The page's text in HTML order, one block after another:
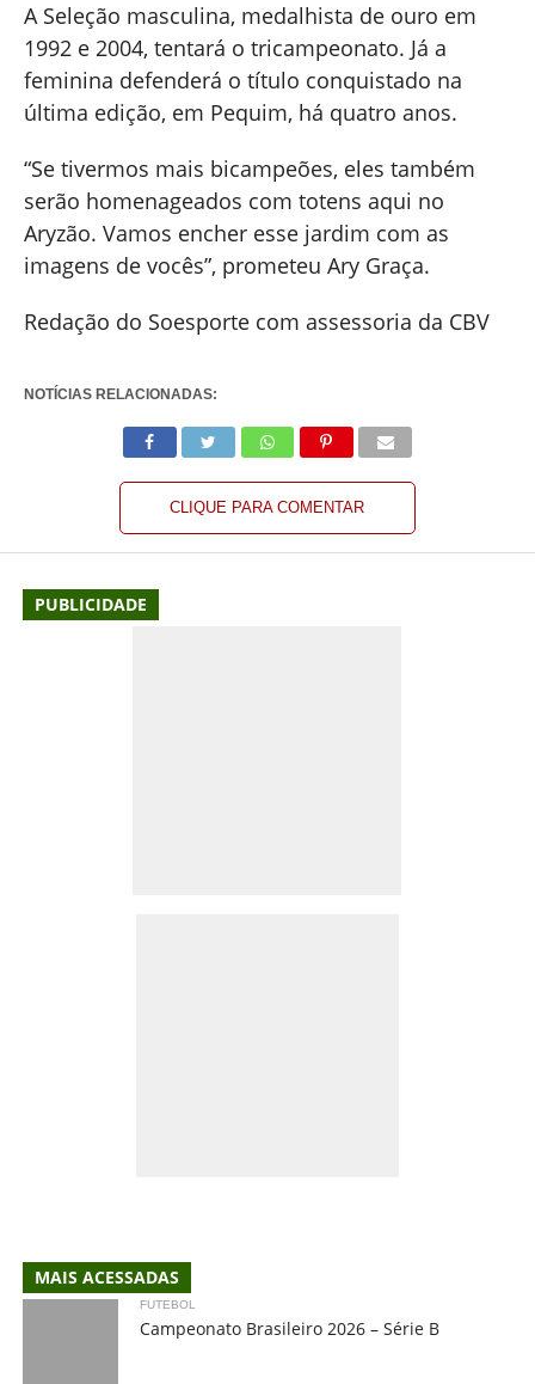
A Seleção masculina, medalhista de ouro em
1992 e 2004, tentará o tricampeonato. Já a
feminina defenderá o título conquistado na
última edição, em Pequim, há quatro anos.
“Se tivermos mais bicampeões, eles também
serão homenageados com totens aqui no
Aryzão. Vamos encher esse jardim com as
imagens de vocês”, prometeu Ary Graça.
Redação do Soesporte com assessoria da CBV
NOTÍCIAS RELACIONADAS:
CLIQUE PARA COMENTAR
PUBLICIDADE
MAIS ACESSADAS
FUTEBOL
Campeonato Brasileiro 2026 – Série B